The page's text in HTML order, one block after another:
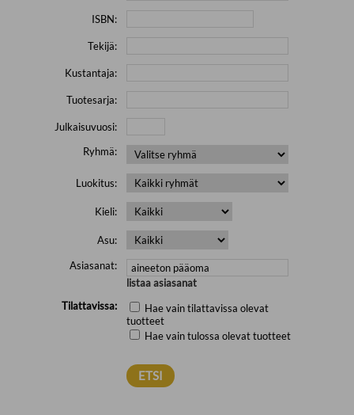
ISBN:
Tekijä:
Kustantaja:
Tuotesarja:
Julkaisuvuosi:
Ryhmä:
Luokitus:
Kieli:
Asu:
Asiasanat:
listaa asiasanat
Tilattavissa:
Hae vain tilattavissa olevat
tuotteet
Hae vain tulossa olevat tuotteet